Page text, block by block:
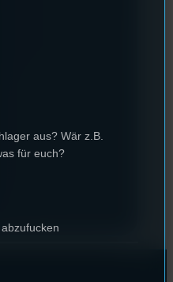
aus? Wär z.B.
für euch?